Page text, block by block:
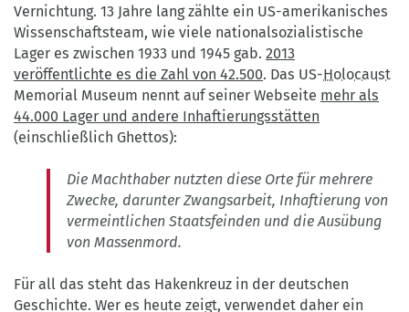
Vernichtung. 13 Jahre lang zählte ein US-amerikanisches
Wissenschaftsteam, wie viele nationalsozialistische
Lager es zwischen 1933 und 1945 gab. 2013
veröffentlichte es die Zahl von 42.500. Das US-Holocaust
Memorial Museum nennt auf seiner Webseite mehr als
44.000 Lager und andere Inhaftierungsstätten
(einschließlich Ghettos):
Die Machthaber nutzten diese Orte für mehrere
Zwecke, darunter Zwangsarbeit, Inhaftierung von
vermeintlichen Staatsfeinden und die Ausübung
von Massenmord.
Für all das steht das Hakenkreuz in der deutschen
Geschichte. Wer es heute zeigt, verwendet daher ein